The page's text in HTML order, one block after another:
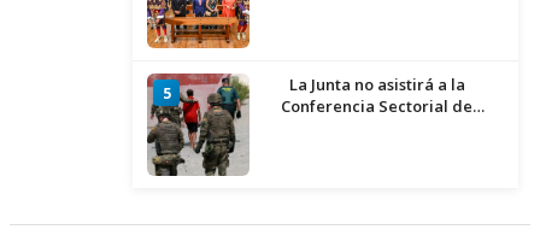
5
La Junta no asistirá a la
Conferencia Sectorial de